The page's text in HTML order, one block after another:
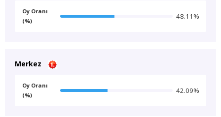
Oy Oranı
(%)
48.11%
Merkez
Oy Oranı
(%)
42.09%